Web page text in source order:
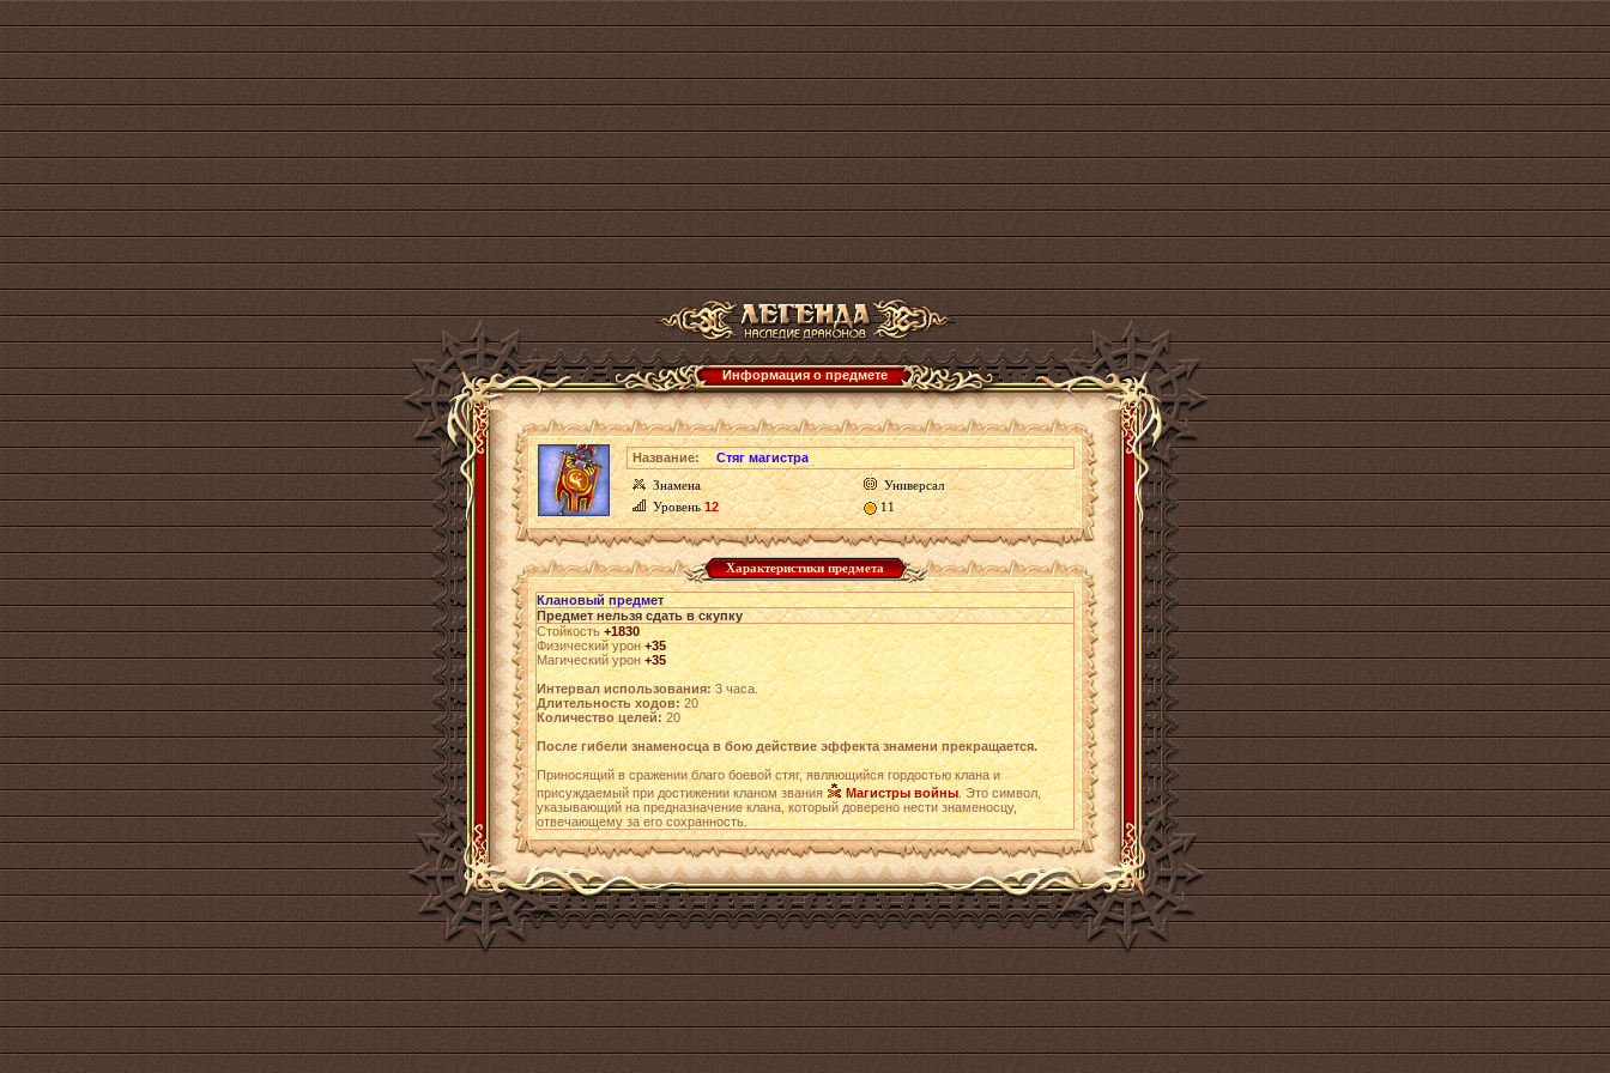
Информация о предмете
Название:
Стяг магистра
Знамена
Универсал
Уровень12 11
Характеристики предмета
Клановый предмет
Предмет нельзя сдать в скупку
Стойкость+1830
Физический урон+35
Магический урон+35
Интервал использования:3 часа.
Длительность ходов:20
Количество целей:20
После гибели знаменосца в бою действие эффекта знамени прекращается.
Приносящий в сражении благо боевой стяг, являющийся гордостью клана и
присуждаемый при достижении кланом звания
Магистры войны. Это символ,
указывающий на предназначение клана, который доверено нести знаменосцу,
отвечающему за его сохранность.